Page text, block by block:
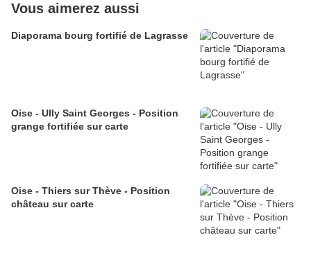
Vous aimerez aussi
Diaporama bourg fortifié de Lagrasse
Oise - Ully Saint Georges - Position
grange fortifiée sur carte
Oise - Thiers sur Thève - Position
château sur carte